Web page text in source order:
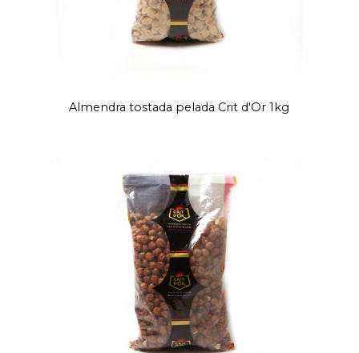
Almendra tostada pelada Crit d'Or 1kg